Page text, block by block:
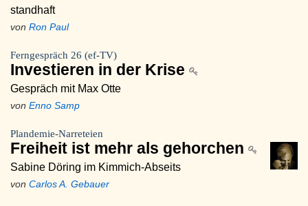
standhaft
von Ron Paul
Ferngespräch 26 (ef-TV)
Investieren in der Krise
Gespräch mit Max Otte
von Enno Samp
Plandemie-Narreteien
Freiheit ist mehr als gehorchen
Sabine Döring im Kimmich-Abseits
von Carlos A. Gebauer